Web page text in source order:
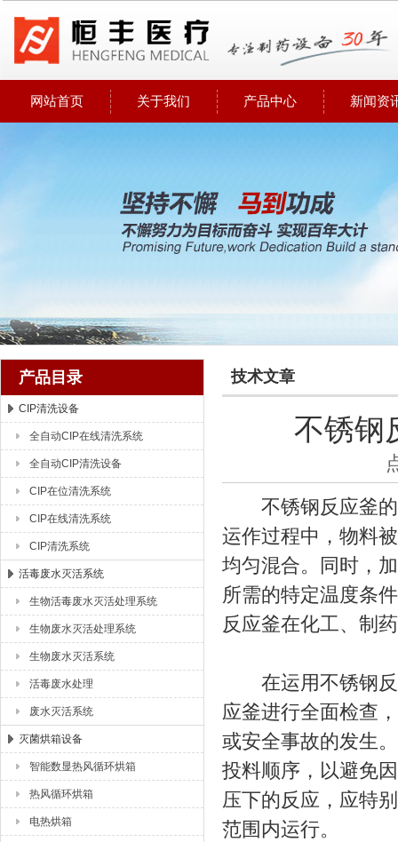
湖北恒丰医疗制药设备有限公司
网站首页 关于我们 产品中心 新闻资
产品目录
CIP清洗设备
全自动CIP在线清洗系统
全自动CIP清洗设备
CIP在位清洗系统
CIP在线清洗系统
CIP清洗系统
活毒废水灭活系统
生物活毒废水灭活处理系统
生物废水灭活处理系统
生物废水灭活系统
活毒废水处理
废水灭活系统
灭菌烘箱设备
智能数显热风循环烘箱
热风循环烘箱
电热烘箱
技术文章
不锈钢
不锈钢反应釜的
运作过程中，物料
均匀混合。同时，
所需的特定温度条
反应釜在化工、制
在运用不锈钢反
应釜进行全面检查
或安全事故的发生
投料顺序，以避免
压下的反应，应特
范围内运行。